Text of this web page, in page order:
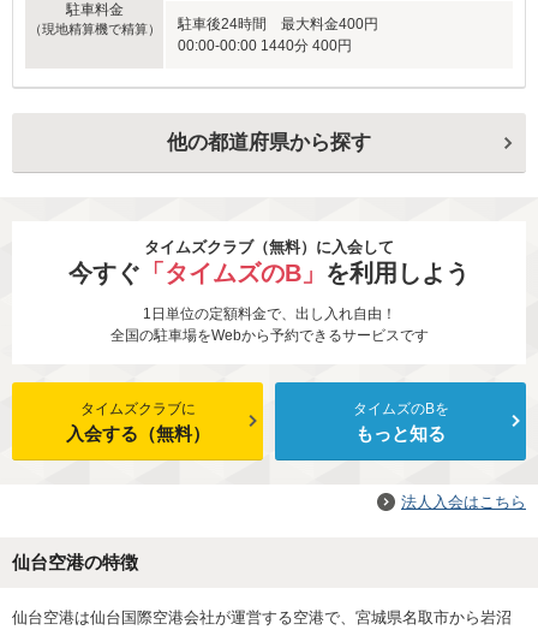
駐車料金
（現地精算機で精算）
駐車後24時間 最大料金400円
00:00-00:00 1440分 400円
他の都道府県から探す
タイムズクラブ（無料）に入会して
今すぐ 「タイムズのB」 を利用しよう
1日単位の定額料金で、出し入れ自由！
全国の駐車場をWebから予約できるサービスです
タイムズクラブに
入会する（無料）
タイムズのBを
もっと知る
法人入会はこちら
仙台空港の特徴
仙台空港は仙台国際空港会社が運営する空港で、宮城県名取市から岩沼